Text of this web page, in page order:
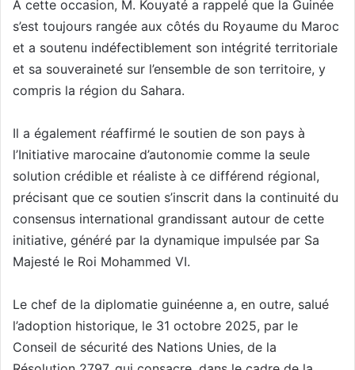
À cette occasion, M. Kouyaté a rappelé que la Guinée
s’est toujours rangée aux côtés du Royaume du Maroc
et a soutenu indéfectiblement son intégrité territoriale
et sa souveraineté sur l’ensemble de son territoire, y
compris la région du Sahara.
Il a également réaffirmé le soutien de son pays à
l’Initiative marocaine d’autonomie comme la seule
solution crédible et réaliste à ce différend régional,
précisant que ce soutien s’inscrit dans la continuité du
consensus international grandissant autour de cette
initiative, généré par la dynamique impulsée par Sa
Majesté le Roi Mohammed VI.
Le chef de la diplomatie guinéenne a, en outre, salué
l’adoption historique, le 31 octobre 2025, par le
Conseil de sécurité des Nations Unies, de la